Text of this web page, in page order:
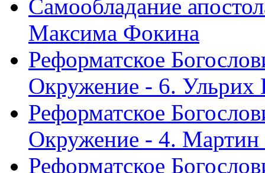
Самообладание
Максима Фокина
Реформатское
Окружение - 6. Ульрих
Реформатское
Окружение - 4.
Реформатское